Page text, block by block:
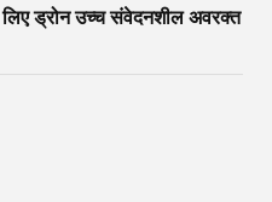
ड्रोन उच्च संवेदनशील अवरक्त